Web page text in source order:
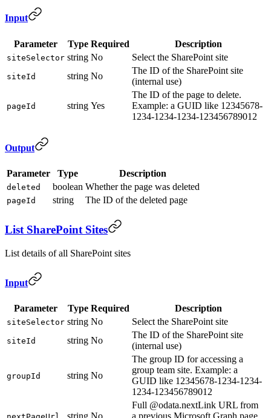
Input
Parameter Type Required Description
siteSelector string No Select the SharePoint site
siteId string No
The ID of the SharePoint site
(internal use)
pageId string Yes
The ID of the page to delete.
Example: a GUID like 12345678-
1234-1234-1234-123456789012
Output
Parameter Type Description
deleted boolean Whether the page was deleted
pageId string The ID of the deleted page
List SharePoint Sites
List details of all SharePoint sites
Input
Parameter Type Required Description
siteSelector string No Select the SharePoint site
siteId string No
The ID of the SharePoint site
(internal use)
groupId string No
The group ID for accessing a
group team site. Example: a
GUID like 12345678-1234-1234-
1234-123456789012
Full @odata.nextLink URL from